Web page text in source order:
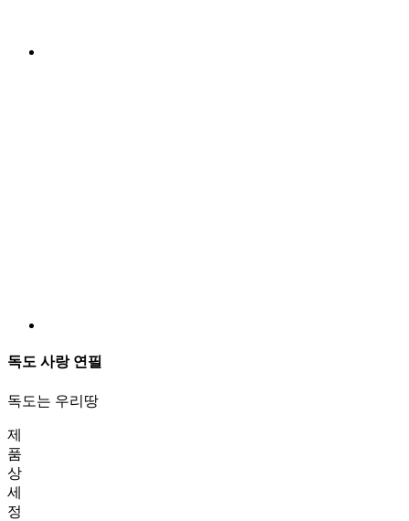
독도 사랑 연필
독도는 우리땅
제
품
상
세
정